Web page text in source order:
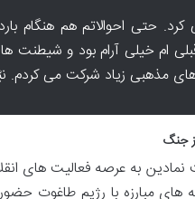
حتی احوالاتم هم هنگام
ام خیلی آرام بود و شیطنت
مذهبی زیاد شرکت می کردم.
به عرصه فعالیت های
مبارزه با رژیم طاغوت